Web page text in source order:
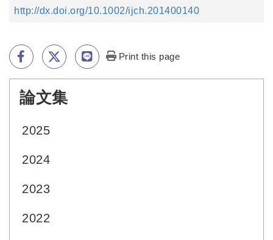
http://dx.doi.org/10.1002/ijch.201400140
Print this page
論文集
2025
2024
2023
2022